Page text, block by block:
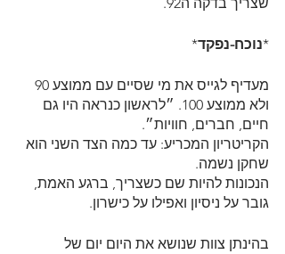
*נוכח-נפקד*
ולא ממוצע 100. ״לראשון כנראה היו גם
חיים, חברים, חוויות״.
הקריטריון המכריע: עד כמה הצד השני הוא
שחקן נשמה.
הנכונות להיות שם כשצריך, ברגע האמת,
גובר על ניסיון ואפילו על כישרון.
בהינתן צוות שנושא את היום יום של